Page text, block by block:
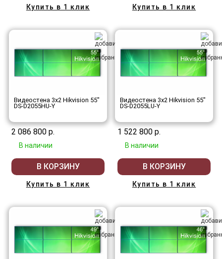
Купить в 1 клик Купить в 1 клик
Видеостена 3x2 Hikvision 55"
DS-D2055HU-Y
2 086 800 р.
В наличии
В КОРЗИНУ
Купить в 1 клик
Видеостена 3x2 Hikvision 55"
DS-D2055LU-Y
1 522 800 р.
В наличии
В КОРЗИНУ
Купить в 1 клик